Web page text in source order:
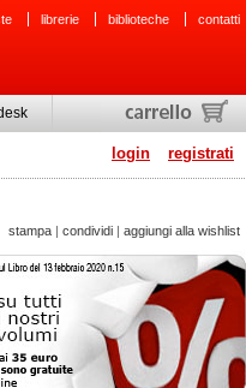
librerie biblioteche contatti
login registrati
stampa | condividi | aggiungi alla wishlist